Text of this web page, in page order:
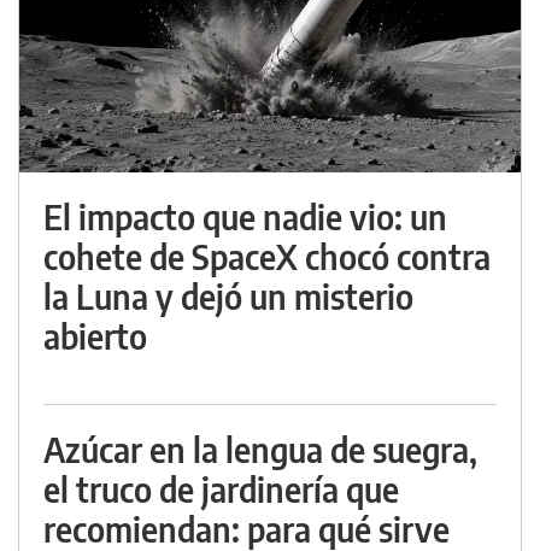
El impacto que nadie vio: un
cohete de SpaceX chocó contra
la Luna y dejó un misterio
abierto
Azúcar en la lengua de suegra,
el truco de jardinería que
recomiendan: para qué sirve